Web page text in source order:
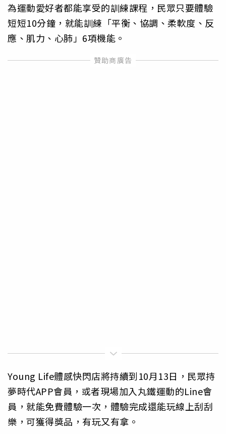
為運動愛好者都能享受的訓練課程，民眾只要體驗
短短10分鐘，就能訓練「平衡、協調、柔軟度、反
應、肌力、心肺」6項機能。
Young Life體感快閃店將持續到10月13日，民眾持
夢時代APP會員，或者現場加入丸鐵運動的Line會
員，就能免費體驗一次，體驗完成還能玩線上刮刮
樂，可獲得獎品，有玩又有拿。